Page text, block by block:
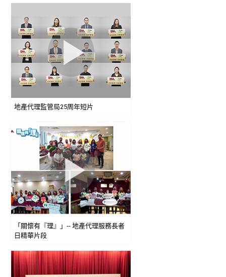
地產代理監管局25周年短片
「關懷有『理』」-- 地產代理服務長者
日精華片段